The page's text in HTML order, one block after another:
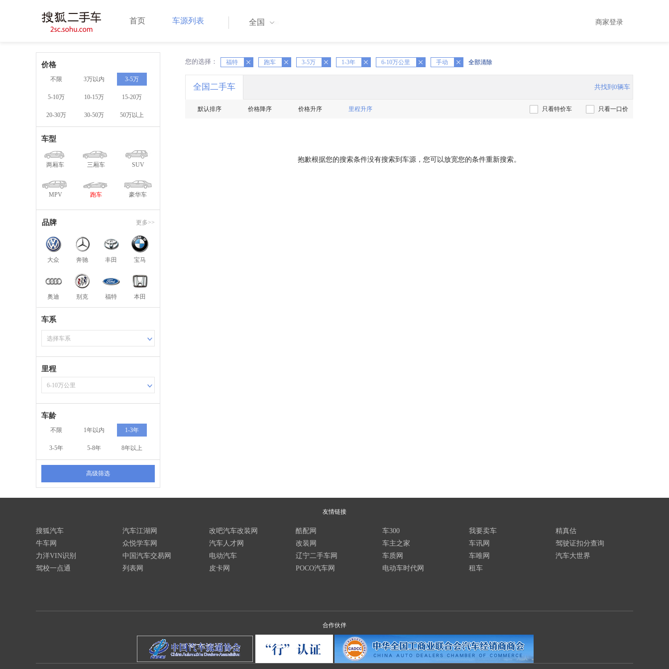
首页 车源列表 全国 商家登录
价格
不限 3万以内 3-5万
5-10万 10-15万 15-20万
20-30万 30-50万 50万以上
车型
两厢车 三厢车 SUV
MPV 跑车 豪华车
品牌 更多>>
大众 奔驰 丰田 宝马
奥迪 别克 福特 本田
车系
选择车系
里程
6-10万公里
车龄
不限 1年以内 1-3年
3-5年 5-8年 8年以上
高级筛选
您的选择： 福特
X 跑车
X 3-5万
X 1-3年
X 6-10万公里 手动
X 全部清除
全国二手车 共找到0辆车
只看特价车 只看一口价
默认排序 价格降序 价格升序 里程升序
抱歉根据您的搜索条件没有搜索到车源，您可以放宽您的条件重新搜索。
友情链接
搜狐汽车
牛车网
力洋VIN识别
驾校一点通
汽车江湖网
众悦学车网
中国汽车交易网
列表网
改吧汽车改装网
汽车人才网
电动汽车
皮卡网
酷配网
改装网
辽宁二手车网
POCO汽车网
车300
车主之家
车质网
电动车时代网
我要卖车
车讯网
车唯网
租车
精真估
驾驶证扣分查询
汽车大世界
合作伙伴